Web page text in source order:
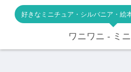
好きなミニチュア・シルバニア・絵
ワニワニ - ミ